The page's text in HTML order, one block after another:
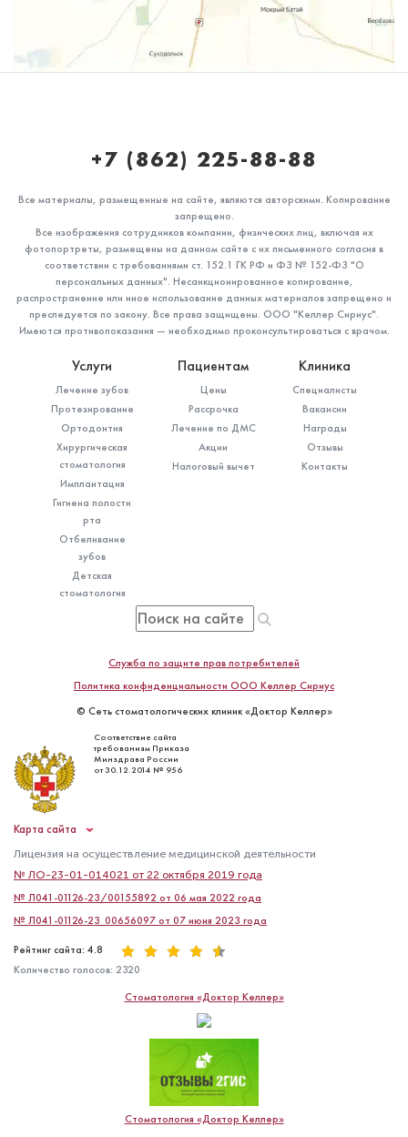
Почему болит зуб после удаления
нерва?
Какие бывают съемные зубные
протезы: плюсы и минусы разных
видов
Виды брекетов ― какие брекет-
системы бывают?
+7 (862) 225-88-88
Все материалы, размещенные на сайте, являются авторскими. Копирование
запрещено.
Все изображения сотрудников компании, физических лиц, включая их
фотопортреты, размещены на данном сайте с их письменного согласия в
соответствии с требованиями ст. 152.1 ГК РФ и ФЗ № 152-ФЗ "О
персональных данных". Несанкционированное копирование,
распространение или иное использование данных материалов запрещено и
преследуется по закону. Все права защищены. ООО "Келлер Сириус".
Имеются противопоказания — необходимо проконсультироваться с врачом.
Услуги
Лечение зубов
Протезирование
Ортодонтия
Хирургическая
стоматология
Имплантация
Гигиена полости
рта
Отбеливание
зубов
Детская
стоматология
Пациентам
Цены
Рассрочка
Лечение по ДМС
Акции
Налоговый вычет
Клиника
Специалисты
Вакансии
Награды
Отзывы
Контакты
Служба по защите прав потребителей
Политика конфиденциальности ООО Келлер Сириус
© Сеть стоматологических клиник «Доктор Келлер»
Соответствие сайта
требованиям Приказа
Минздрава России
от 30.12.2014 № 956
Карта сайта
Лицензия на осуществление медицинской деятельности
№ ЛО-23-01-014021 от 22 октября 2019 года
№ Л041-01126-23/00155892 от 06 мая 2022 года
№ Л041-01126-23_00656097 от 07 июня 2023 года
Рейтинг сайта: 4.8
Количество голосов: 2320
Стоматология «Доктор Келлер»
Стоматология «Доктор Келлер»